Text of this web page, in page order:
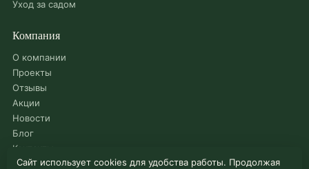
Уход за садом
Компания
О компании
Проекты
Отзывы
Акции
Новости
Блог
Контакты
Сайт использует cookies для удобства работы. Продолжая